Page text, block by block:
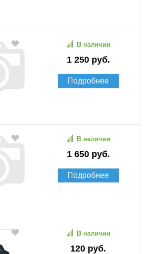
1 250 руб.
В наличии
Подробнее
1 650 руб.
В наличии
Подробнее
120 руб.
В наличии